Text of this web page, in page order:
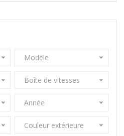
Modèle
Boîte de vitesses
Année
Couleur extérieure